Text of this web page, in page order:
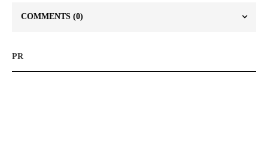
COMMENTS (0)
PR